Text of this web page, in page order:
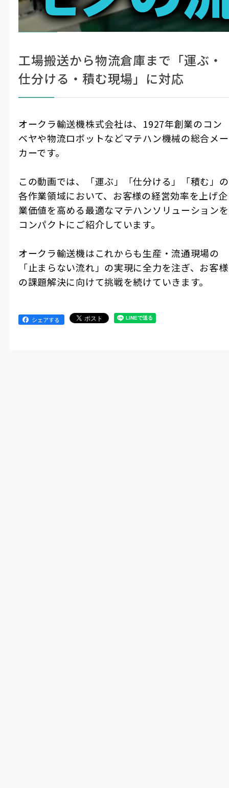
ここに
注目！
マテハン機器でモノの流れを未来につ
なぐ
工場搬送から物流倉庫まで「運ぶ・
仕分ける・積む現場」に対応
オークラ輸送機株式会社は、1927年創業のコン
ベヤや物流ロボットなどマテハン機械の総合メー
カーです。
この動画では、「運ぶ」「仕分ける」「積む」の
各作業領域において、お客様の経営効率を上げ企
業価値を高める最適なマテハンソリューションを
コンパクトにご紹介しています。
オークラ輸送機はこれからも生産・流通現場の
「止まらない流れ」の実現に全力を注ぎ、お客様
の課題解決に向けて挑戦を続けていきます。
シェアする